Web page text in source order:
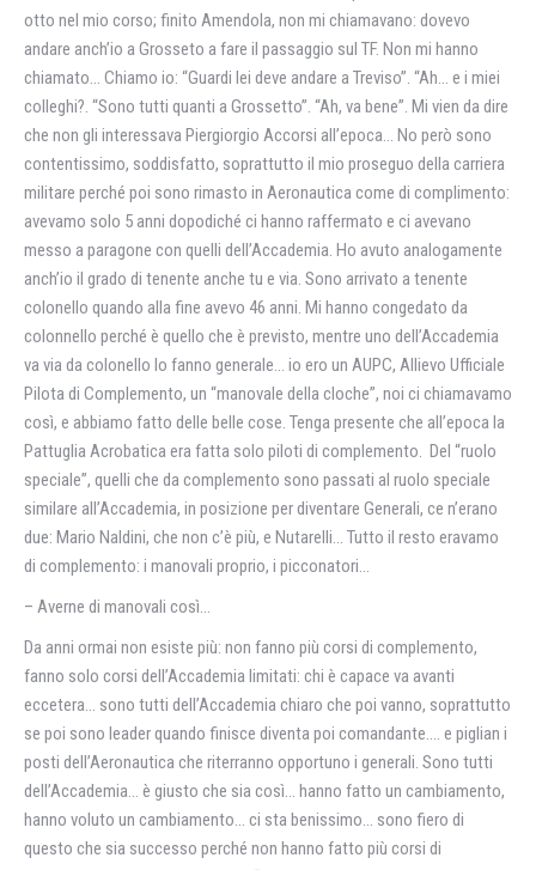
otto nel mio corso; finito Amendola, non mi chiamavano: dovevo
andare anch’io a Grosseto a fare il passaggio sul TF. Non mi hanno
chiamato… Chiamo io: “Guardi lei deve andare a Treviso”. “Ah… e i miei
colleghi?. “Sono tutti quanti a Grossetto”. “Ah, va bene”. Mi vien da dire
che non gli interessava Piergiorgio Accorsi all’epoca… No però sono
contentissimo, soddisfatto, soprattutto il mio proseguo della carriera
militare perché poi sono rimasto in Aeronautica come di complimento:
avevamo solo 5 anni dopodiché ci hanno raffermato e ci avevano
messo a paragone con quelli dell’Accademia. Ho avuto analogamente
anch’io il grado di tenente anche tu e via. Sono arrivato a tenente
colonello quando alla fine avevo 46 anni. Mi hanno congedato da
colonnello perché è quello che è previsto, mentre uno dell’Accademia
va via da colonello lo fanno generale… io ero un AUPC, Allievo Ufficiale
Pilota di Complemento, un “manovale della cloche”, noi ci chiamavamo
così, e abbiamo fatto delle belle cose. Tenga presente che all’epoca la
Pattuglia Acrobatica era fatta solo piloti di complemento. Del “ruolo
speciale”, quelli che da complemento sono passati al ruolo speciale
similare all’Accademia, in posizione per diventare Generali, ce n’erano
due: Mario Naldini, che non c’è più, e Nutarelli… Tutto il resto eravamo
di complemento: i manovali proprio, i picconatori…
– Averne di manovali così…
Da anni ormai non esiste più: non fanno più corsi di complemento,
fanno solo corsi dell’Accademia limitati: chi è capace va avanti
eccetera… sono tutti dell’Accademia chiaro che poi vanno, soprattutto
se poi sono leader quando finisce diventa poi comandante…. e piglian i
posti dell’Aeronautica che riterranno opportuno i generali. Sono tutti
dell’Accademia… è giusto che sia così… hanno fatto un cambiamento,
hanno voluto un cambiamento… ci sta benissimo… sono fiero di
questo che sia successo perché non hanno fatto più corsi di